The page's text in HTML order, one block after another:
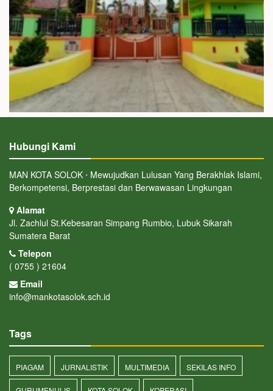
Hubungi Kami
MAN KOTA SOLOK ⋅ Mewujudkan Lulusan Yang Berakhlak Islami,
Berkompetensi, Berprestasi dan Berwawasan Lingkungan
Alamat
Jl. Zachlul St.Kebesaran Simpang Rumbio, Lubuk Sikarah
Sumatera Barat
Telepon
( 0755 ) 21604
Email
info@mankotasolok.sch.id
Tags
PIAGAM JURNALISTIK MULTIMEDIA SEKILAS INFO